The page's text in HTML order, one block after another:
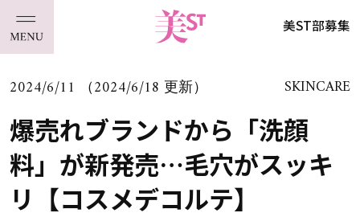
美ST部募集
2024/6/11 （2024/6/18 更新） SKINCARE
爆売れブランドから「洗顔
料」が新発売…毛穴がスッキ
リ【コスメデコルテ】